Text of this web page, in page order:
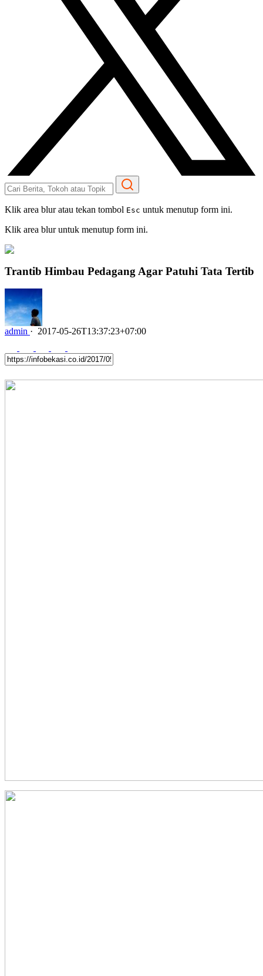
Klik area blur atau tekan tombol Esc untuk menutup form ini.
Klik area blur untuk menutup form ini.
Trantib Himbau Pedagang Agar Patuhi Tata Tertib
admin · 2017-05-26T13:37:23+07:00